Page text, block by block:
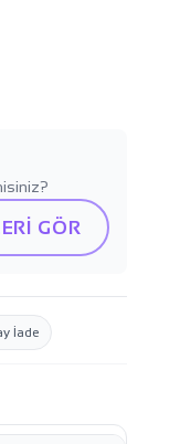
GÖR
İade